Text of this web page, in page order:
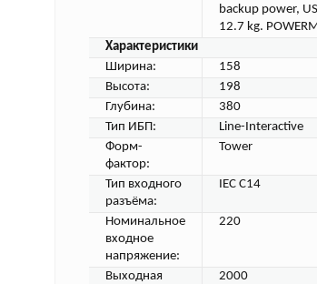
backup power,
12.7 kg.
Характеристики
Ширина:
158
Высота:
198
Глубина:
380
Тип ИБП:
Line-Interactive
Форм-
фактор:
Tower
Тип входного
разъёма:
IEC C14
Номинальное
входное
напряжение:
220
Выходная
2000